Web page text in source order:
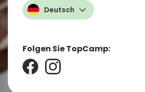
Deutsch
Folgen Sie TopCamp: